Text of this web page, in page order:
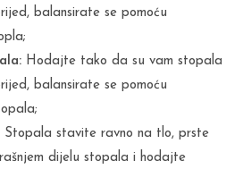
balansirate se pomoću
Hodajte tako da su vam stopala
balansirate se pomoću
Stopala stavite ravno na tlo, prste
dijelu stopala i hodajte